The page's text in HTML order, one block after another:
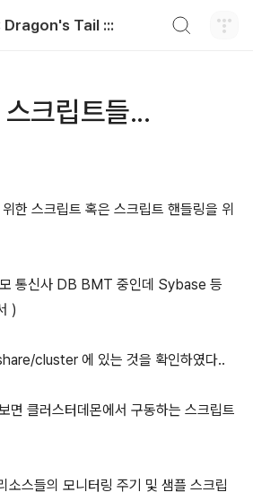
Dragon's Tail :::
크립트들...
한 스크립트 혹은 스크립트 핸들링을 위
통신사 DB BMT 중인데 Sybase 등
)
cluster 에 있는 것을 확인하였다..
클러스터데몬에서 구동하는 스크립트
소스들의 모니터링 주기 및 샘플 스크립